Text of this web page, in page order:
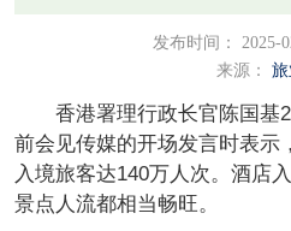
发布时间： 2025-
来源：
香港署理行政长官陈国基2
前会见传媒的开场发言时表示
入境旅客达140万人次。酒店
景点人流都相当畅旺。